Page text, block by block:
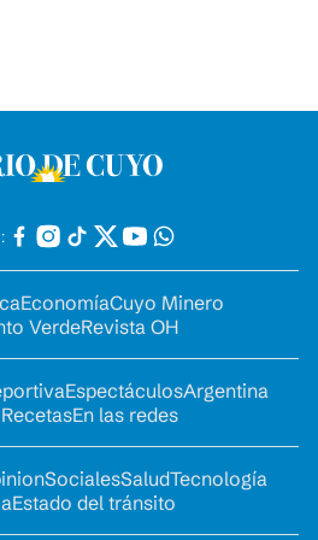
EconomíaCuyo Minero
VerdeRevista OH
EspectáculosArgentina
RecetasEn las redes
SocialesSaludTecnología
Estado del tránsito